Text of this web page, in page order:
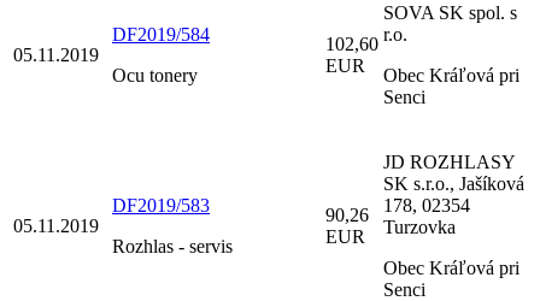
05.11.2019
DF2019/584
Ocu tonery
102,60
EUR
SOVA SK spol. s
r.o.
Obec Kráľová pri
Senci
05.11.2019
DF2019/583
Rozhlas - servis
90,26
EUR
JD ROZHLASY
SK s.r.o., Jašíková
178, 02354
Turzovka
Obec Kráľová pri
Senci